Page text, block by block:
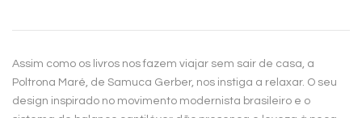
Assim como os livros nos fazem viajar sem sair de casa, a
Poltrona Maré, de Samuca Gerber, nos instiga a relaxar. O seu
design inspirado no movimento modernista brasileiro e o